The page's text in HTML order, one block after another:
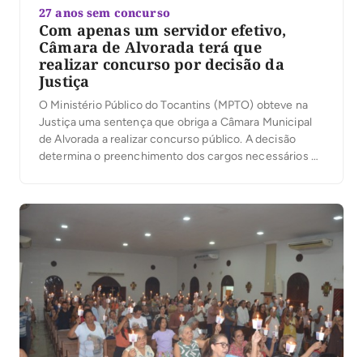
27 anos sem concurso
Com apenas um servidor efetivo,
Câmara de Alvorada terá que
realizar concurso por decisão da
Justiça
O Ministério Público do Tocantins (MPTO) obteve na
Justiça uma sentença que obriga a Câmara Municipal
de Alvorada a realizar concurso público. A decisão
determina o preenchimento dos cargos necessários ao
técnicas e operacionais, destinadas exclusivamente a
servidores efetivos. No processo, […]